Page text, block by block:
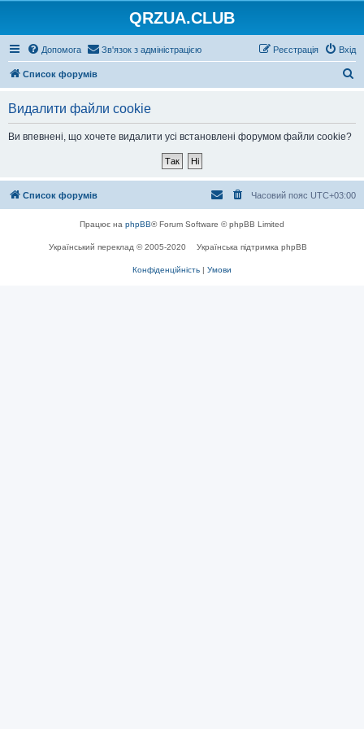
QRZUA.CLUB
Допомога Зв'язок з адміністрацією Вхід
Реєстрація
Список форумів
Видалити файли cookie
Ви впевнені, що хочете видалити усі встановлені форумом файли cookie?
Список форумів Часовий пояс UTC+03:00
Працює на phpBB® Forum Software © phpBB Limited
Український переклад © 2005-2020 Українська підтримка phpBB
Конфіденційність | Умови